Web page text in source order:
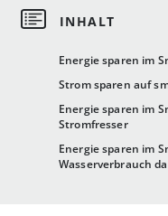
Energie sparen im
Strom sparen auf
Energie sparen im
Stromfresser
Energie sparen im
Wasserverbrauch